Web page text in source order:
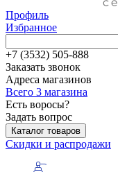
Профиль
Избранное
+7 (3532) 505-888
Заказать звонок
Адреса магазинов
Всего 3 магазина
Есть воросы?
Задать вопрос
Каталог товаров
Скидки и распродажи